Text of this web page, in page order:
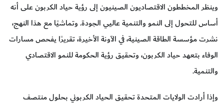
وينظر المخططون الاقتصاديون الصينيون إلى رؤية حياد الكربون على أنه
أساس للتحول إلى النمو والتنمية عاليي الجودة. وتماشيًا مع هذا النهج،
نشرت مؤسسة الطاقة الصينية، في الآونة الأخيرة، تقريرًا يفحص مسارات
الوفاء بتعهد حياد الكربون، وتحقيق رؤية الحكومة للنمو الاقتصادي
والتنمية.
وإذا أرادت الولايات المتحدة تحقيق الحياد الكربوني بحلول منتصف